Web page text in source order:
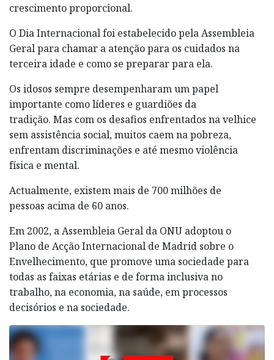
crescimento proporcional.
O Dia Internacional foi estabelecido pela Assembleia
Geral para chamar a atenção para os cuidados na
terceira idade e como se preparar para ela.
Os idosos sempre desempenharam um papel
importante como líderes e guardiões da
tradição. Mas com os desafios enfrentados na velhice
sem assistência social, muitos caem na pobreza,
enfrentam discriminações e até mesmo violência
física e mental.
Actualmente, existem mais de 700 milhões de
pessoas acima de 60 anos.
Em 2002, a Assembleia Geral da ONU adoptou o
Plano de Acção Internacional de Madrid sobre o
Envelhecimento, que promove uma sociedade para
todas as faixas etárias e de forma inclusiva no
trabalho, na economia, na saúde, em processos
decisórios e na sociedade.